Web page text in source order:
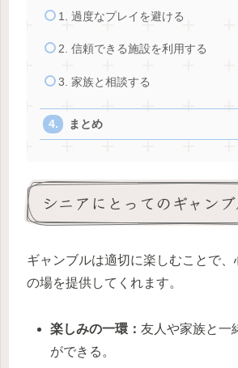
1. 過度なプレイを避ける
2. 信頼できる施設を利用する
3. 家族と相談する
まとめ
シニアにとってのギャン
ギャンブルは適切に楽しむことで、
の場を提供してくれます。
楽しみの一環：友人や家族と一
ができる。